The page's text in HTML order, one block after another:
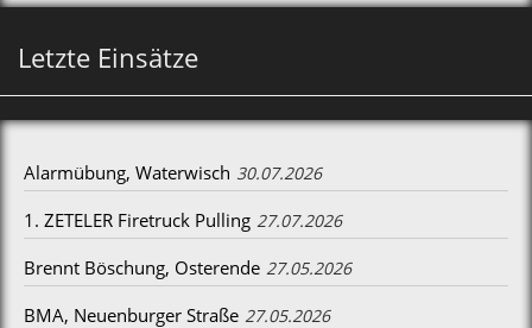
Letzte Einsätze
Alarmübung, Waterwisch 30.07.2026
1. ZETELER Firetruck Pulling 27.07.2026
Brennt Böschung, Osterende 27.05.2026
BMA, Neuenburger Straße 27.05.2026